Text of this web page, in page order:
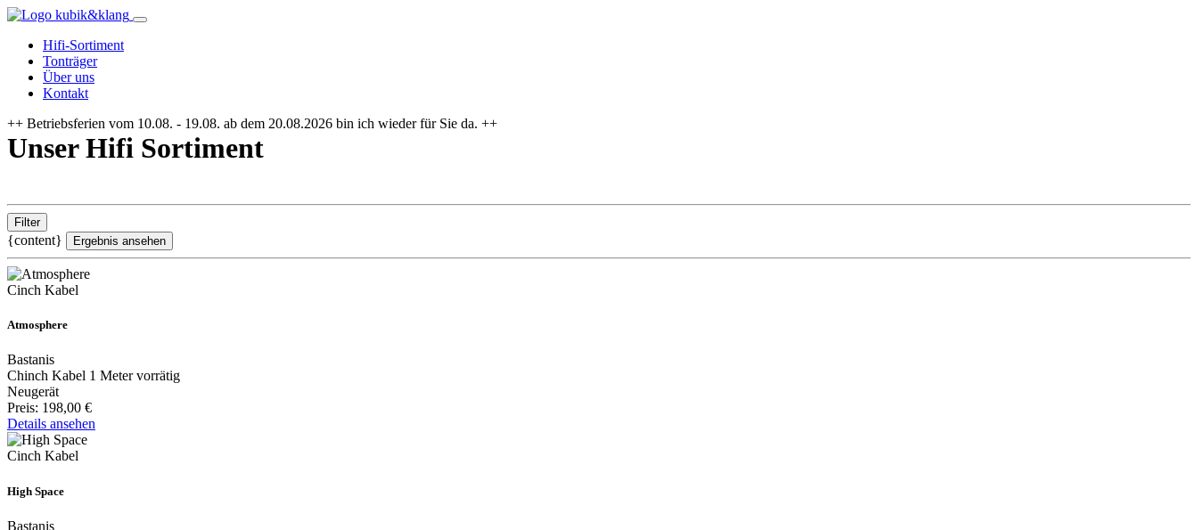
Hifi-Sortiment
Tonträger
Über uns
Kontakt
++ Betriebsferien vom 10.08. - 19.08. ab dem 20.08.2026 bin ich wieder für Sie da. ++
Unser Hifi Sortiment
Filter
{content} Ergebnis ansehen
Cinch Kabel
Atmosphere
Bastanis
Chinch Kabel 1 Meter vorrätig
Neugerät
Preis: 198,00 €
Details ansehen
Cinch Kabel
High Space
Bastanis